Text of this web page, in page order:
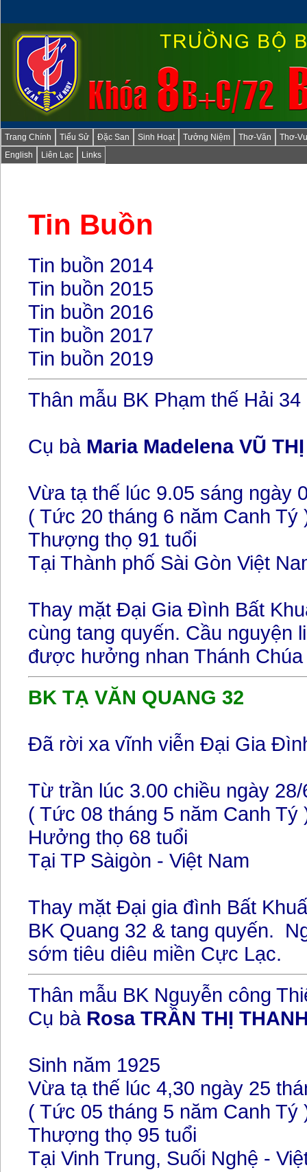
Trang Chính Tiểu Sử Đặc San Sinh Hoạt Tưởng Niệm Thơ-Văn
Thơ-
English
Liên Lạc Links
Tin Buồn
Tin buồn 2014
Tin buồn 2015
Tin buồn 2016
Tin buồn 2017
Tin buồn 2019
Thân mẫu BK Phạm thế Hải 34
Cụ bà Maria Madelena VŨ
Vừa tạ thế lúc 9.05 sáng ngày
( Tức 20 tháng 6 năm Canh Tý
Thượng thọ 91 tuổi
Tại Thành phố Sài Gòn Việt
Thay mặt Đại Gia Đình Bất
cùng tang quyến. Cầu nguyện
được hưởng nhan Thánh Chúa
BK TẠ VĂN QUANG 32
Đã rời xa vĩnh viễn Đại Gia
Từ trần lúc 3.00 chiều ngày 28/
( Tức 08 tháng 5 năm Canh Tý
Hưởng thọ 68 tuổi
Tại TP Sàigòn - Việt Nam
Thay mặt Đại gia đình Bất
BK Quang 32 & tang quyến.
sớm tiêu diêu miền Cực Lạc.
Thân mẫu BK Nguyễn công
Cụ bà Rosa TRẦN THỊ
Sinh năm 1925
Vừa tạ thế lúc 4,30 ngày 25
( Tức 05 tháng 5 năm Canh Tý
Thượng thọ 95 tuổi
Tại Vinh Trung, Suối Nghệ -